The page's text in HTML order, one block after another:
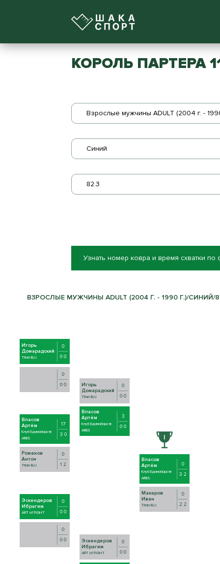
КОРОЛЬ ПАРТЕРА
Взрослые мужчины ADULT (2004 г. -
Синий
82.3
Узнать номер ковра и время схватки по
ВЗРОСЛЫЕ МУЖЧИНЫ ADULT (2004 Г. - 1990 Г.)/СИНИЙ/
Игорь
Домарадский
Titan BJJ
0
0 0
0
0 0
Власов
Артём
Клуб Единоборств
ARES
17
3 0
Романов
Антон
Titan BJJ
0
1 2
Эскендеров
Ибрагим
ART of FIGHT
0
0 0
0
0 0
Игорь
Домарадский
Titan BJJ
0
0 0
Власов
Артём
Клуб Единоборств
ARES
3
0 0
Эскендеров
Ибрагим
ART of FIGHT
0
0 0
Власов
Артём
Клуб Единоборств
ARES
0
3 2
Макаров
Иван
Titan BJJ
0
2 2